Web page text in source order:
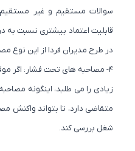
سوالات مستقیم و غیر مستقیم را
قابلیت اعتماد بیشتری نسبت به دو
در طرح مدیران فردا از این نوع
۴- مصاحبه های تحت فشار: اگر
زیادی را می طلبد، اینگونه مصاحبه
متقاضی دارد، تا بتواند واکنش
شغل بررسی کند.